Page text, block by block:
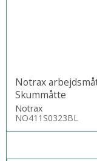
Notrax
Skummåtte
Notrax
NO411S0323BL